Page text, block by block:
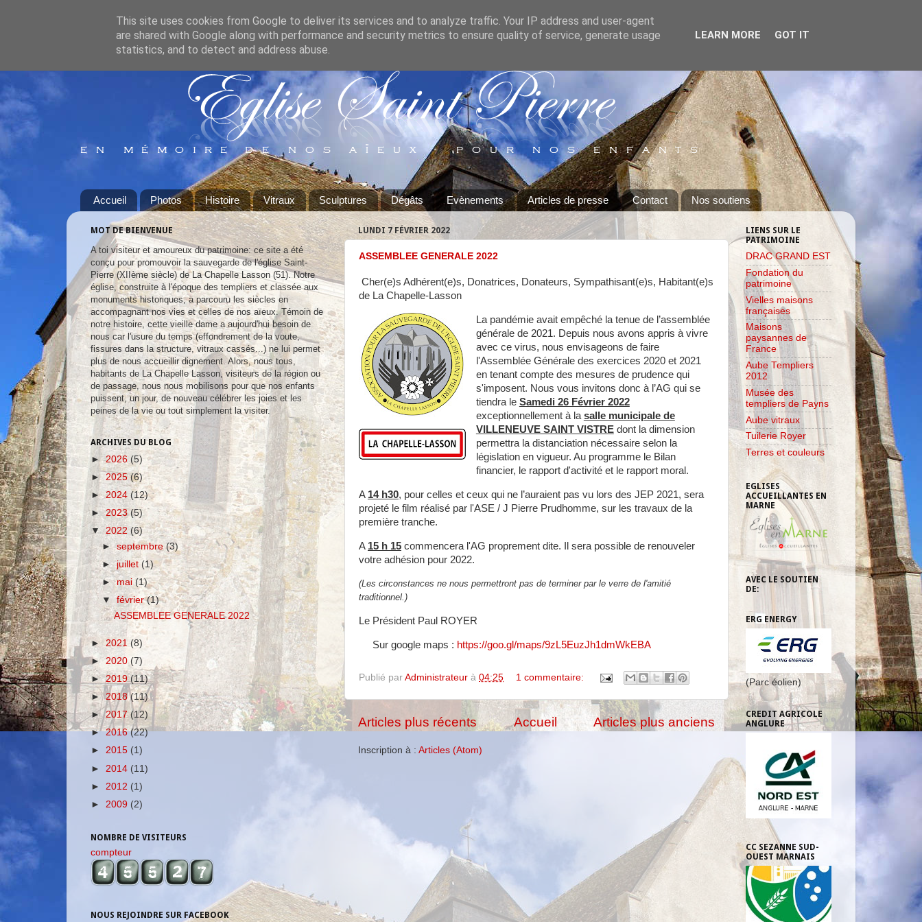
Accueil Photos Histoire Vitraux Sculptures Dégâts Evènements Articles de presse Contact Nos soutiens
LUNDI 7 FÉVRIER 2022
ASSEMBLEE GENERALE 2022
Cher(e)s Adhérent(e)s, Donatrices, Donateurs, Sympathisant(e)s, Habitant(e)s
de La Chapelle-Lasson
La pandémie avait empêché la tenue de l’assemblée
générale de 2021. Depuis nous avons appris à vivre
avec ce virus, nous envisageons de faire
l'Assemblée Générale des exercices 2020 et 2021
en tenant compte des mesures de prudence qui
s'imposent. Nous vous invitons donc à l’AG qui se
tiendra le Samedi 26 Février 2022
exceptionnellement à la salle municipale de
VILLENEUVE SAINT VISTREdont la dimension
permettra la distanciation nécessaire selon la
législation en vigueur. Au programme le Bilan
financier, le rapport d'activité et le rapport moral.
A 14 h30, pour celles et ceux qui ne l’auraient pas vu lors des JEP 2021, sera
projeté le film réalisé par l'ASE / J Pierre Prudhomme, sur les travaux de la
première tranche.
A 15 h 15 commencera l'AG proprement dite. Il sera possible de renouveler
votre adhésion pour 2022.
(Les circonstances ne nous permettront pas de terminer par le verre de l'amitié
traditionnel.)
Le Président Paul ROYER
Sur google maps : https://goo.gl/maps/9zL5EuzJh1dmWkEBA
Publié par Administrateur à 04:25 1 commentaire:
Articles plus récents Articles plus anciens
Accueil
Inscription à : Articles (Atom)
MOT DE BIENVENUE
A toi visiteur et amoureux du patrimoine: ce site a été
conçu pour promouvoir la sauvegarde de l'église Saint-
Pierre (XIIème siècle) de La Chapelle Lasson (51). Notre
église, construite à l'époque des templiers et classée aux
monuments historiques, a parcouru les siècles en
accompagnant nos vies et celles de nos aïeux. Témoin de
notre histoire, cette vieille dame a aujourd'hui besoin de
nous car l'usure du temps (effondrement de la voute,
fissures dans la structure, vitraux cassés...) ne lui permet
plus de nous accueillir dignement. Alors, nous tous,
habitants de La Chapelle Lasson, visiteurs de la région ou
de passage, nous nous mobilisons pour que nos enfants
puissent, un jour, de nouveau célébrer les joies et les
peines de la vie ou tout simplement la visiter.
ARCHIVES DU BLOG
►2026 (5)
► 2025 (6)
►2024 (12)
►2023(5)
▼ 2022 (6)
►septembre(3)
►juillet(1)
►mai (1)
▼février(1)
ASSEMBLEE GENERALE 2022
► 2021 (8)
►2020(7)
►2019(11)
►2018(11)
►2017(12)
►2016(22)
► 2015 (1)
► 2014 (11)
► 2012 (1)
► 2009 (2)
NOMBRE DE VISITEURS
compteur
NOUS REJOINDRE SUR FACEBOOK
LIENS SUR LE
PATRIMOINE
DRAC GRAND EST
Fondation du
patrimoine
Vielles maisons
françaises
Maisons
paysannes de
France
Aube Templiers
2012
Musée des
templiers de Payns
Aube vitraux
Tuilerie Royer
Terres et couleurs
EGLISES
ACCUEILLANTES EN
MARNE
AVEC LE SOUTIEN
DE:
ERG ENERGY
(Parc éolien)
CREDIT AGRICOLE
ANGLURE
CC SEZANNE SUD-
OUEST MARNAIS
This site uses cookies from Google to deliver its services and to analyze traffic. Your IP address and user-agent
are shared with Google along with performance and security metrics to ensure quality of service, generate usage
statistics, and to detect and address abuse.
LEARN MORE GOT IT